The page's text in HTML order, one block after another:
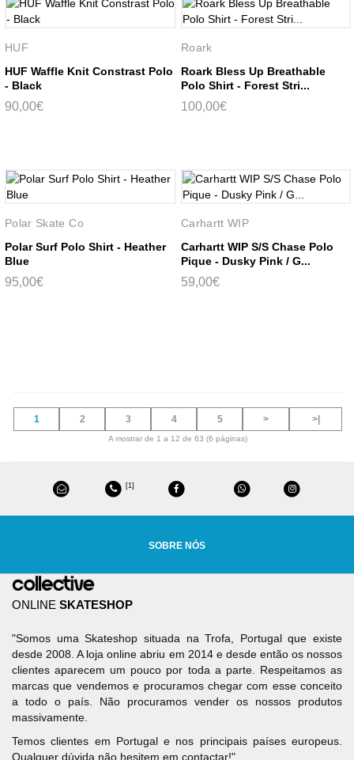
HUF
HUF Waffle Knit Constrast Polo
- Black
90,00€
Roark
Roark Bless Up Breathable
Polo Shirt - Forest Stri...
100,00€
Polar Skate Co
Polar Surf Polo Shirt - Heather
Blue
95,00€
Carhartt WIP
Carhartt WIP S/S Chase Polo
Pique - Dusky Pink / G...
59,00€
1 2 3 4 5 > >|
A mostrar de 1 a 12 de 63 (6 páginas)
[1]
SOBRE NÓS
ONLINE SKATESHOP
"Somos uma Skateshop situada na Trofa, Portugal que existe
desde 2008. A loja online abriu em 2014 e desde então os nossos
clientes aparecem um pouco por toda a parte. Respeitamos as
marcas que vendemos e procuramos chegar com esse conceito
a todo o país. Não procuramos vender os nossos produtos
massivamente.
Temos clientes em Portugal e nos principais países europeus.
Qualquer dúvida não hesitem em contactar!"